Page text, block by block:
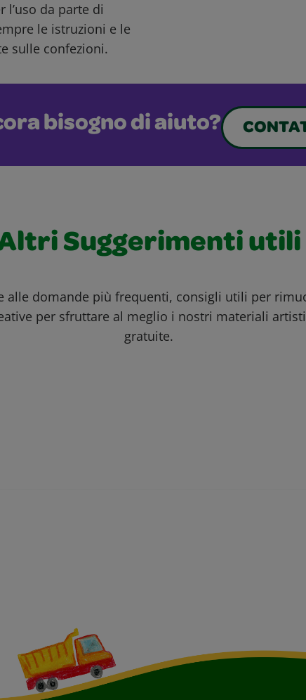
l’uso da parte di
le istruzioni e le
sulle confezioni.
bisogno di aiuto?
Suggerimenti utili
alle domande più frequenti, consigli utili per
per sfruttare al meglio i nostri materiali
gratuite.